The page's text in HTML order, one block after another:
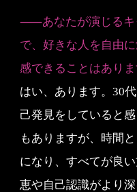
⸺あなたが演じるキ
で、好きな人を自由
感できることはありま
はい、あります。30
己発見をしていると
もありますが、時間
になり、すべてが良
恵や自己認識がより